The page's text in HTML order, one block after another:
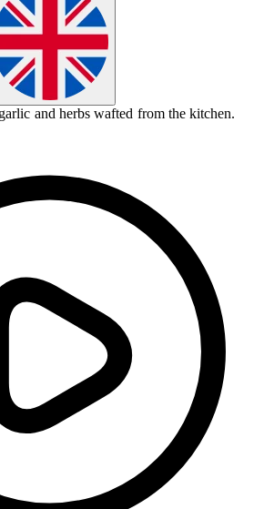
and herbs wafted from the kitchen.